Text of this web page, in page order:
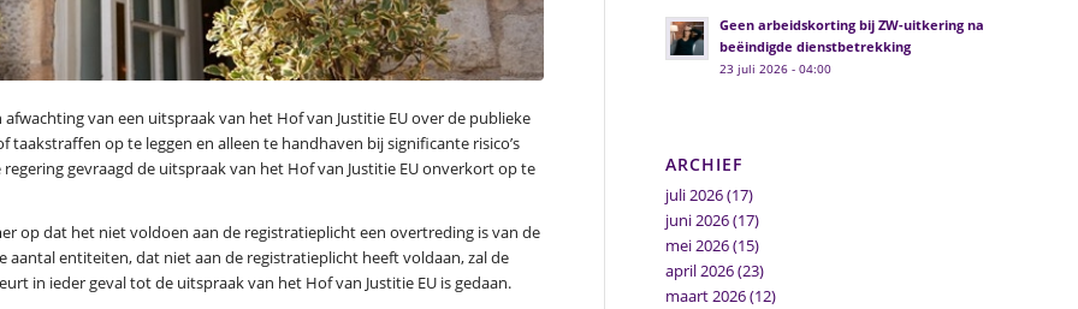
van een uitspraak van het Hof van Justitie EU over de publieke
op te leggen en alleen te handhaven bij significante risico’s
gevraagd de uitspraak van het Hof van Justitie EU onverkort op te
op dat het niet voldoen aan de registratieplicht een overtreding is van de
entiteiten, dat niet aan de registratieplicht heeft voldaan, zal de
in ieder geval tot de uitspraak van het Hof van Justitie EU is gedaan.
Geen arbeidskorting bij ZW-uitkering na
beëindigde dienstbetrekking
23 juli 2026 - 04:00
ARCHIEF
juli 2026(17)
juni 2026(17)
mei 2026(15)
april 2026(23)
maart 2026(12)